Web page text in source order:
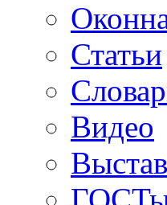
Статьи
Видео